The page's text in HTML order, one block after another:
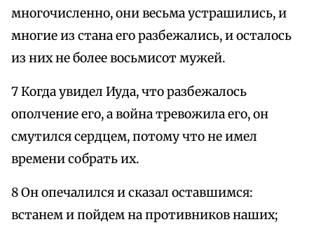
многочисленно, они весьма устрашились, и
многие из стана его разбежались, и осталось
из них не более восьмисот мужей.
7 Когда увидел Иуда, что разбежалось
ополчение его, а война тревожила его, он
смутился сердцем, потому что не имел
времени собрать их.
8 Он опечалился и сказал оставшимся:
встанем и пойдем на противников наших;